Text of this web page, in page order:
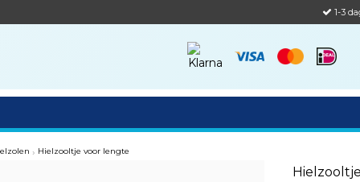
1-3
› Hielzooltje voor lengte